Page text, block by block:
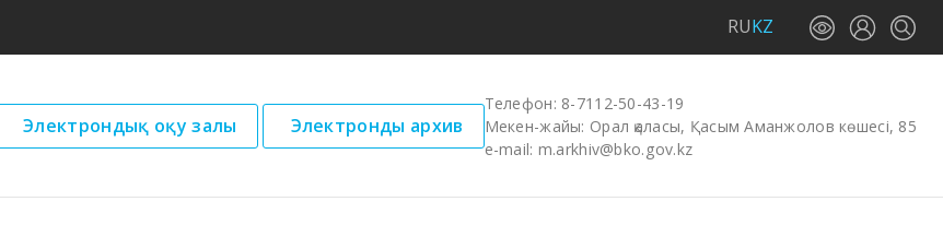
RUKZ
Электрондық оқу залы Электронды архив
Телефон: 8-7112-50-43-19
Мекен-жайы: Орал қаласы, Қасым Аманжолов көшесі, 85
e-mail: m.arkhiv@bko.gov.kz